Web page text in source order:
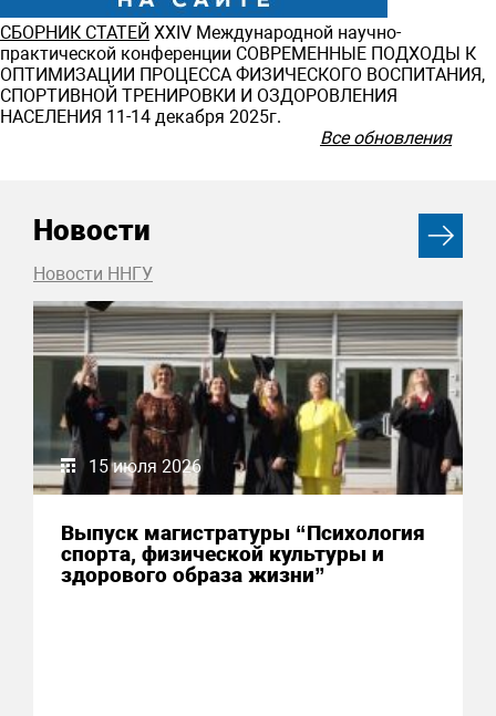
СБОРНИК СТАТЕЙ ХXIV Международной научно-
практической конференции СОВРЕМЕННЫЕ ПОДХОДЫ К
ОПТИМИЗАЦИИ ПРОЦЕССА ФИЗИЧЕСКОГО ВОСПИТАНИЯ,
СПОРТИВНОЙ ТРЕНИРОВКИ И ОЗДОРОВЛЕНИЯ
НАСЕЛЕНИЯ 11-14 декабря 2025г.
Все обновления
Новости
Новости ННГУ
15 июля 2026
Выпуск магистратуры “Психология
спорта, физической культуры и
здорового образа жизни”